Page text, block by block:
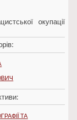
окупації
ТА